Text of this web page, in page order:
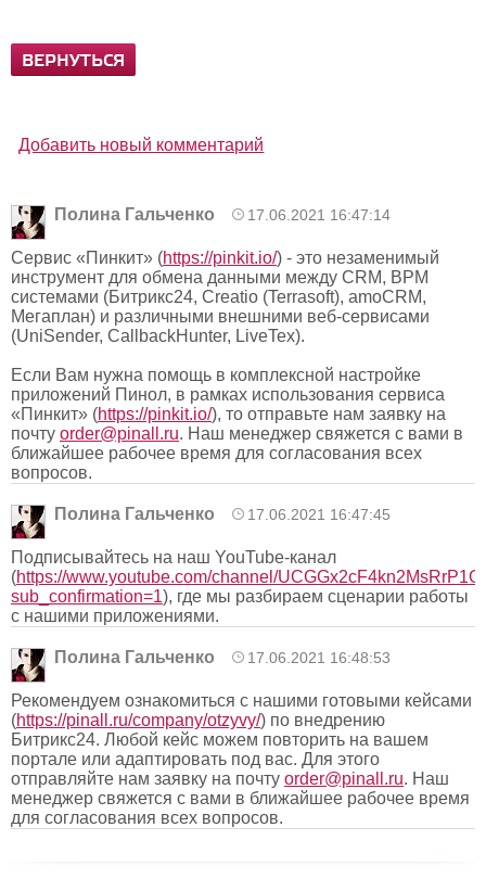
ВЕРНУТЬСЯ
Добавить новый комментарий
Полина Гальченко 17.06.2021 16:47:14
Сервис «Пинкит» (https://pinkit.io/) - это незаменимый
инструмент для обмена данными между CRM, BPM
системами (Битрикс24, Creatio (Terrasoft), amoCRM,
Мегаплан) и различными внешними веб-сервисами
(UniSender, CallbackHunter, LiveTex).
Если Вам нужна помощь в комплексной настройке
приложений Пинол, в рамках использования сервиса
«Пинкит» (https://pinkit.io/), то отправьте нам заявку на
почту order@pinall.ru. Наш менеджер свяжется с вами в
ближайшее рабочее время для согласования всех
вопросов.
Полина Гальченко 17.06.2021 16:47:45
Подписывайтесь на наш YouTube-канал
(https://www.youtube.com/channel/
sub_confirmation=1), где мы разбираем сценарии работы
с нашими приложениями.
Полина Гальченко 17.06.2021 16:48:53
Рекомендуем ознакомиться с нашими готовыми кейсами
(https://pinall.ru/company/otzyvy/) по внедрению
Битрикс24. Любой кейс можем повторить на вашем
портале или адаптировать под вас. Для этого
отправляйте нам заявку на почту order@pinall.ru. Наш
менеджер свяжется с вами в ближайшее рабочее время
для согласования всех вопросов.